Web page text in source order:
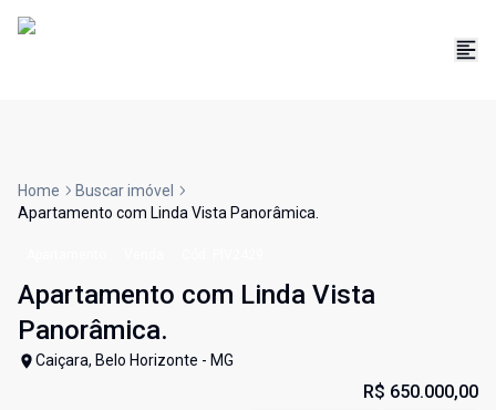
Home
Buscar imóvel
Apartamento com Linda Vista Panorâmica.
Apartamento com Linda Vista
Panorâmica.
Caiçara, Belo Horizonte - MG
R$ 650.000,00